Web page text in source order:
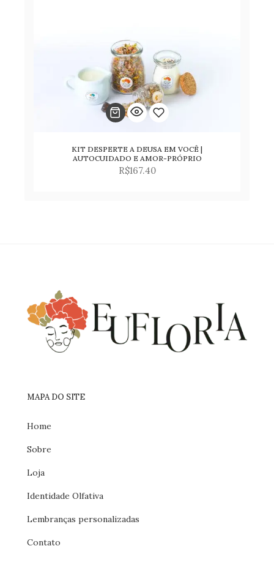
KIT DESPERTE A DEUSA EM VOCÊ |
AUTOCUIDADO E AMOR-PRÓPRIO
R$167.40
Adicionar
para
MAPA DO SITE
Home
Sobre
Loja
Identidade Olfativa
Lembranças personalizadas
Contato